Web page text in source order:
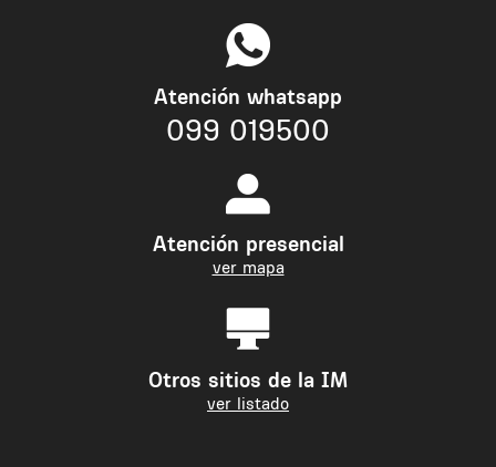
Atención whatsapp
099 019500
Atención presencial
ver mapa
Otros sitios de la IM
ver listado